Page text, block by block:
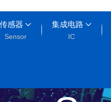
传感器
Sensor
集成电路
IC